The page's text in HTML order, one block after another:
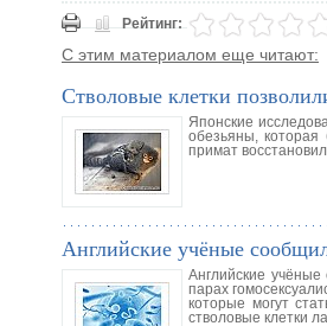
Рейтинг:
С этим материалом еще читают:
Стволовые клетки
Японские
обезьяны,
примат
Английские учёные
Английские
парах
которые могут
стволовые клетки